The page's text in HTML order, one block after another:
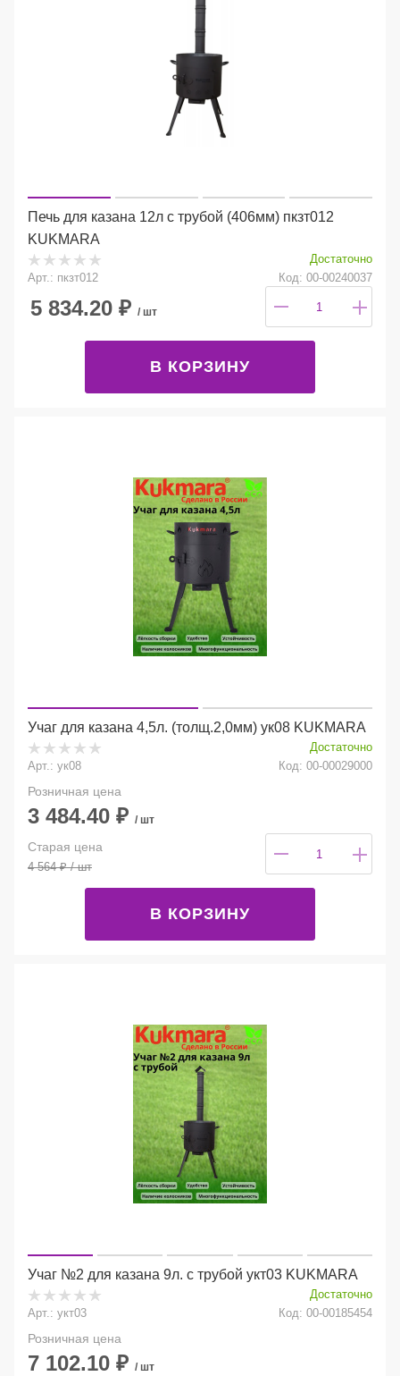
Печь для казана 12л с трубой (406мм) пкзт012
KUKMARA
Достаточно
Арт.: пкзт012
Код: 00-00240037
5 834.20 ₽ / шт
В КОРЗИНУ
Учаг для казана 4,5л. (толщ.2,0мм) ук08 KUKMARA
Достаточно
Арт.: ук08
Код: 00-00029000
Розничная цена
3 484.40 ₽ / шт
Старая цена
4 564₽/ шт
В КОРЗИНУ
Учаг №2 для казана 9л. с трубой укт03 KUKMARA
Достаточно
Арт.: укт03
Код: 00-00185454
Розничная цена
7 102.10 ₽ / шт